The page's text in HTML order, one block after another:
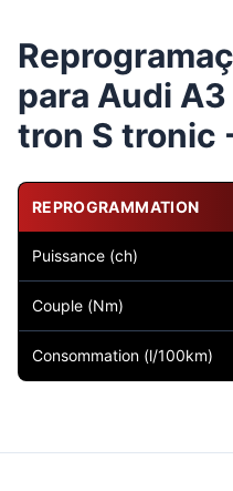
para Audi A3
tron S tronic
REPROGRAMMATION
Puissance (ch)
Couple (Nm)
Consommation (l/100km)